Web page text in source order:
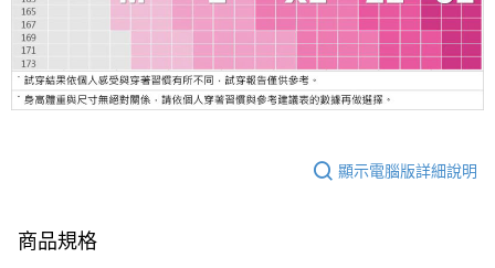
顯示電腦版詳細說明
商品規格